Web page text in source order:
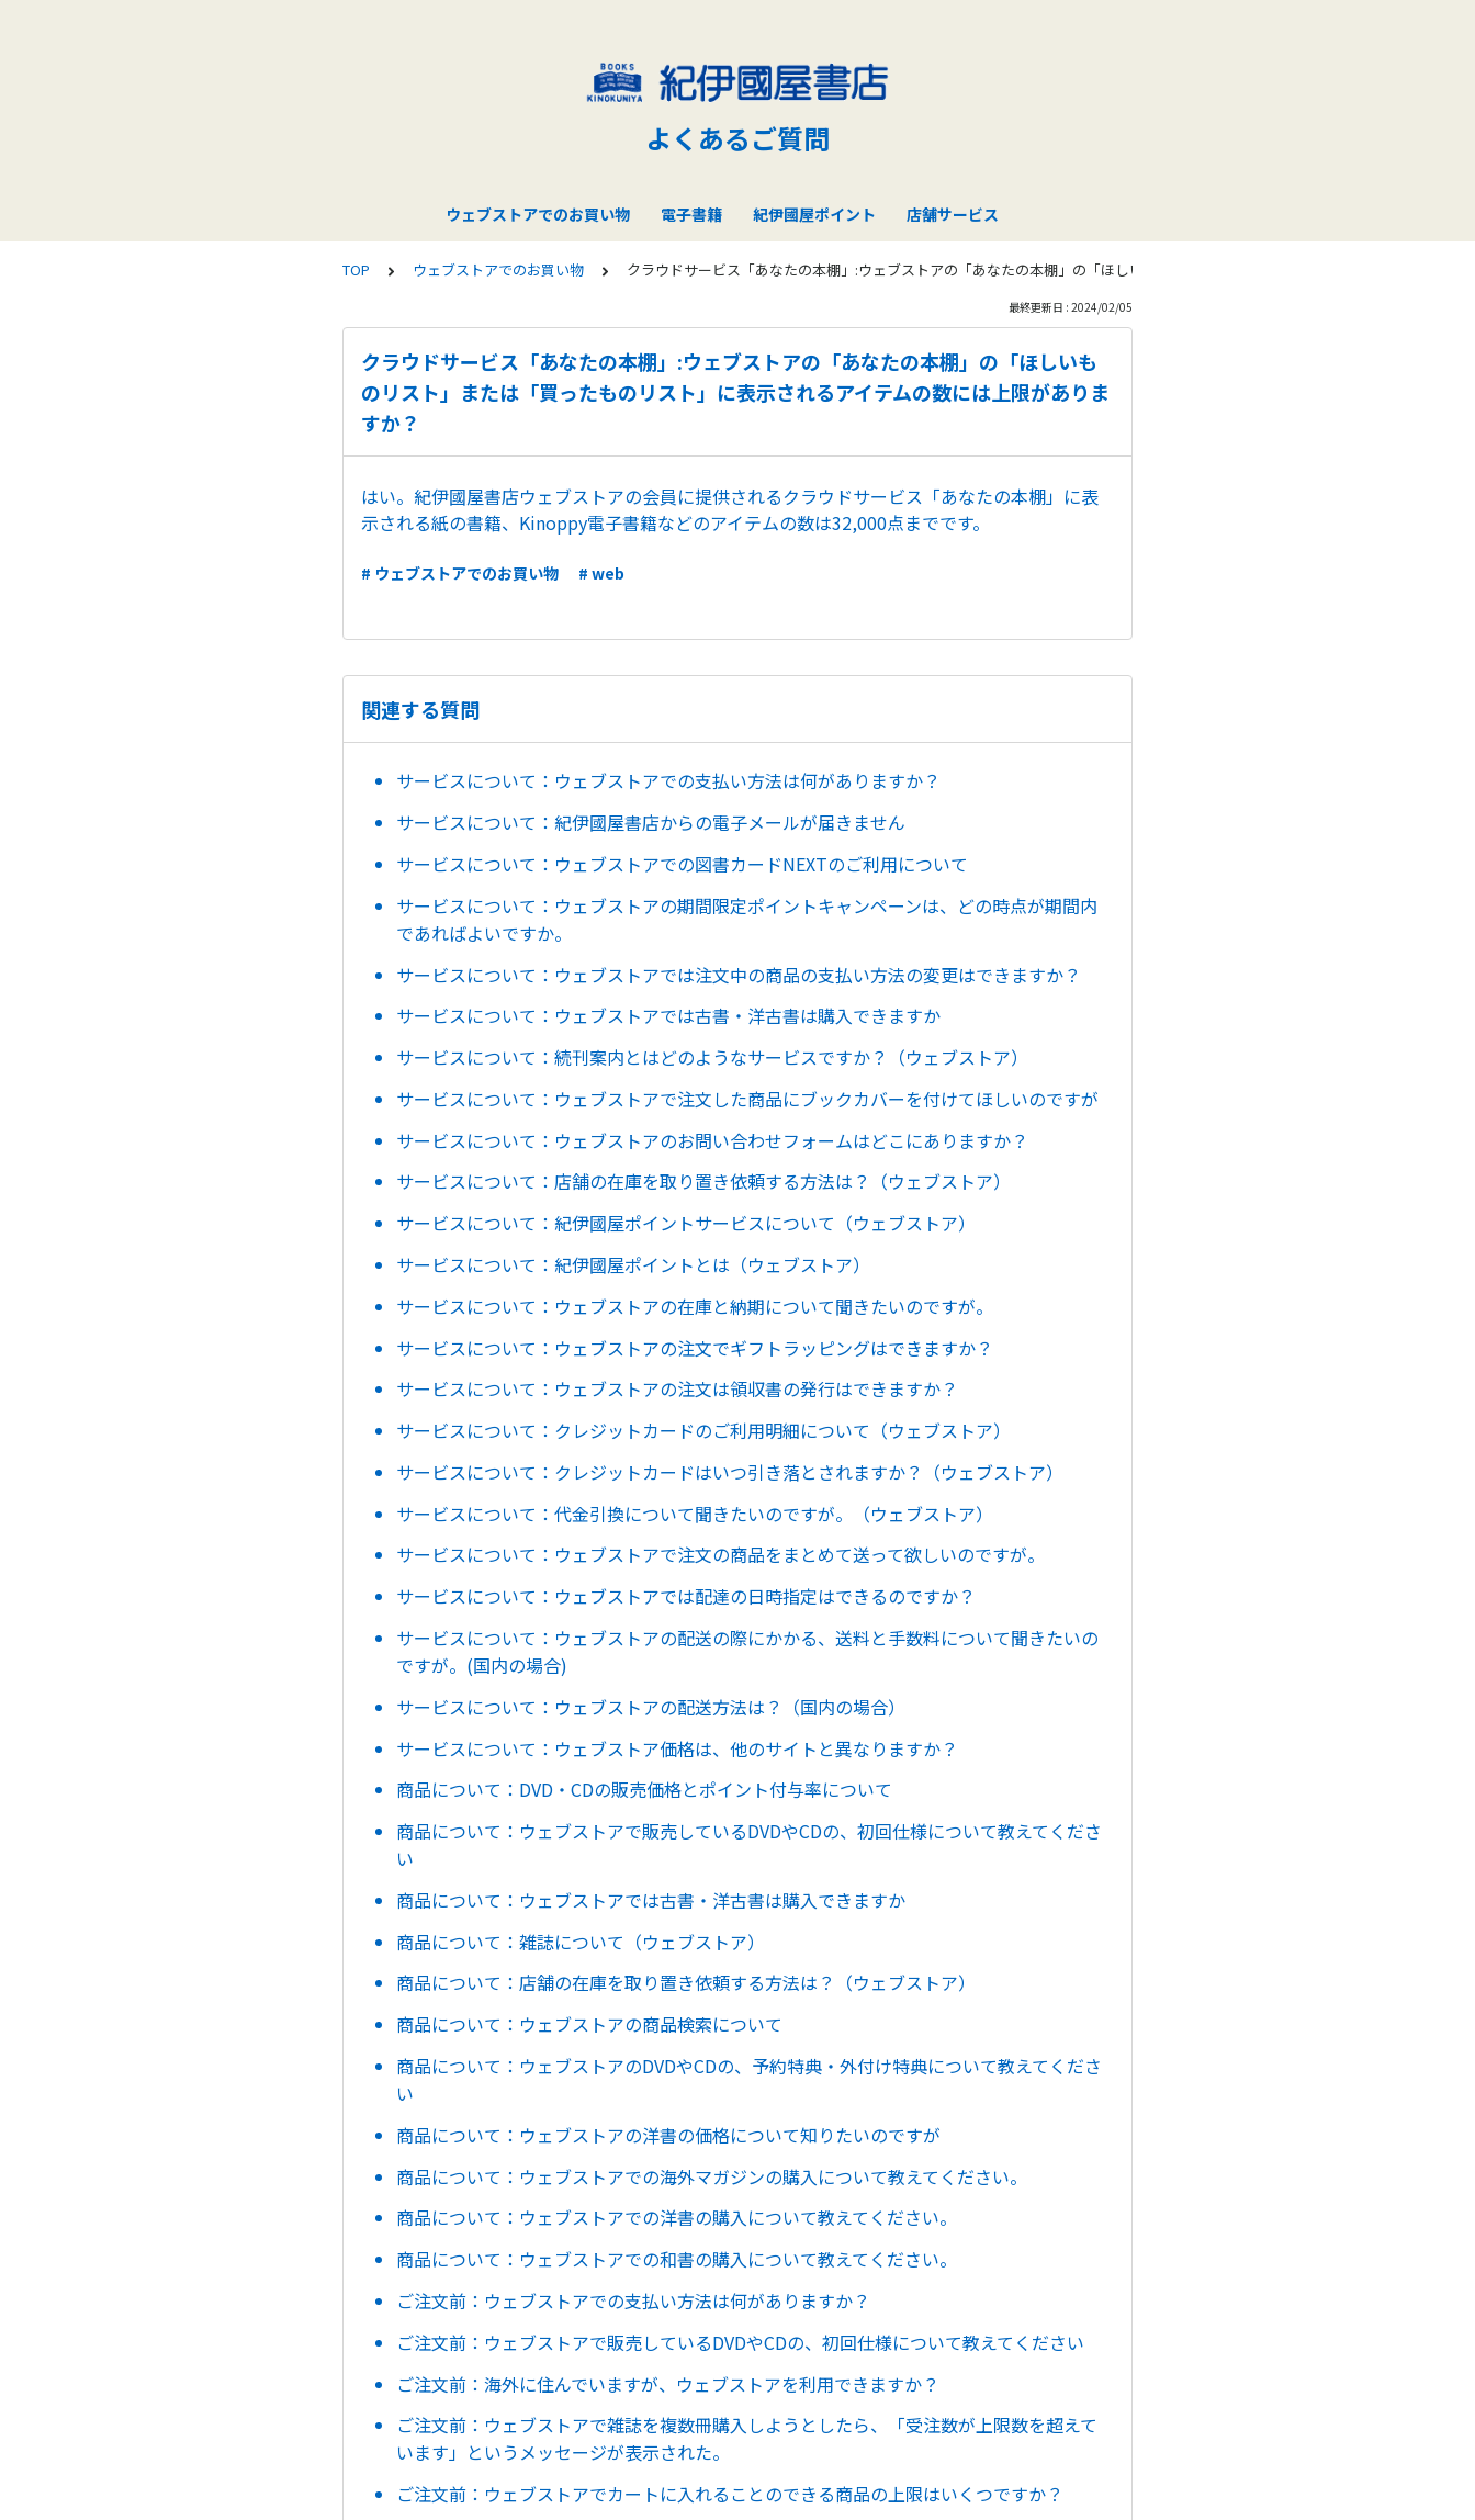
よくあるご質問
ウェブストアでのお買い物 電子書籍 紀伊國屋ポイント 店舗サービス
る
TOP ウェブストアでのお買い物 クラウドサービス「あなたの本棚」:ウェブストアの「あなたの本棚」の「ほしいものリスト」または「買ったものリスト」に表示
最終更新日 : 2024/02/05
クラウドサービス「あなたの本棚」:ウェブストアの「あなたの本棚」の「ほしいも
のリスト」または「買ったものリスト」に表示されるアイテムの数には上限がありま
すか？
はい。紀伊國屋書店ウェブストアの会員に提供されるクラウドサービス「あなたの本棚」に表
示される紙の書籍、Kinoppy電子書籍などのアイテムの数は32,000点までです。
# ウェブストアでのお買い物 # web
関連する質問
サービスについて：ウェブストアでの支払い方法は何がありますか？
サービスについて：紀伊國屋書店からの電子メールが届きません
サービスについて：ウェブストアでの図書カードNEXTのご利用について
サービスについて：ウェブストアの期間限定ポイントキャンペーンは、どの時点が期間内
であればよいですか。
サービスについて：ウェブストアでは注文中の商品の支払い方法の変更はできますか？
サービスについて：ウェブストアでは古書・洋古書は購入できますか
サービスについて：続刊案内とはどのようなサービスですか？（ウェブストア）
サービスについて：ウェブストアで注文した商品にブックカバーを付けてほしいのですが
サービスについて：ウェブストアのお問い合わせフォームはどこにありますか？
サービスについて：店舗の在庫を取り置き依頼する方法は？（ウェブストア）
サービスについて：紀伊國屋ポイントサービスについて（ウェブストア）
サービスについて：紀伊國屋ポイントとは（ウェブストア）
サービスについて：ウェブストアの在庫と納期について聞きたいのですが。
サービスについて：ウェブストアの注文でギフトラッピングはできますか？
サービスについて：ウェブストアの注文は領収書の発行はできますか？
サービスについて：クレジットカードのご利用明細について（ウェブストア）
サービスについて：クレジットカードはいつ引き落とされますか？（ウェブストア）
サービスについて：代金引換について聞きたいのですが。（ウェブストア）
サービスについて：ウェブストアで注文の商品をまとめて送って欲しいのですが。
サービスについて：ウェブストアでは配達の日時指定はできるのですか？
サービスについて：ウェブストアの配送の際にかかる、送料と手数料について聞きたいの
ですが。(国内の場合)
サービスについて：ウェブストアの配送方法は？（国内の場合）
サービスについて：ウェブストア価格は、他のサイトと異なりますか？
商品について：DVD・CDの販売価格とポイント付与率について
商品について：ウェブストアで販売しているDVDやCDの、初回仕様について教えてくださ
い
商品について：ウェブストアでは古書・洋古書は購入できますか
商品について：雑誌について（ウェブストア）
商品について：店舗の在庫を取り置き依頼する方法は？（ウェブストア）
商品について：ウェブストアの商品検索について
商品について：ウェブストアのDVDやCDの、予約特典・外付け特典について教えてくださ
い
商品について：ウェブストアの洋書の価格について知りたいのですが
商品について：ウェブストアでの海外マガジンの購入について教えてください。
商品について：ウェブストアでの洋書の購入について教えてください。
商品について：ウェブストアでの和書の購入について教えてください。
ご注文前：ウェブストアでの支払い方法は何がありますか？
ご注文前：ウェブストアで販売しているDVDやCDの、初回仕様について教えてください
ご注文前：海外に住んでいますが、ウェブストアを利用できますか？
ご注文前：ウェブストアで雑誌を複数冊購入しようとしたら、「受注数が上限数を超えて
います」というメッセージが表示された。
ご注文前：ウェブストアでカートに入れることのできる商品の上限はいくつですか？